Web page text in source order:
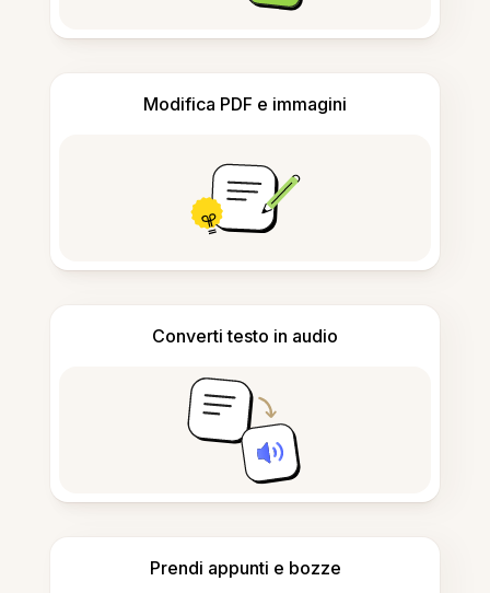
Modifica PDF e immagini
Converti testo in audio
Prendi appunti e bozze